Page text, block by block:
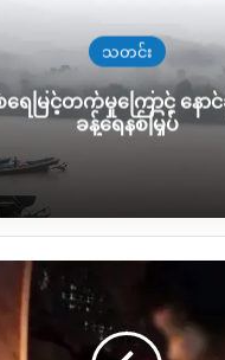
ကို ဒီလထဲမှာ ကာကွယ်ရေးတ
မ်းခံလိုက်ပြီးနောက် တစ်ပတ်
အွန်လိုင်းကနေခြိမ်းခြောက်
ဒေသခံတွေ၊စျေးသည်တွ
တွေကပြောပါတယ်။
း ဖားကန့်ကာကွယ်ရေးတပ်
ြိမ်းခြောက်ငွေညစ်နေတဲ့ ပျူစ
းနာမည်ခံထားတဲ့အဖွဲ့အားလုံး
သတင်း
ရေမြင့်တက်မှုကြောင့် နေ
ခန့်ရေနစ်မြှပ်